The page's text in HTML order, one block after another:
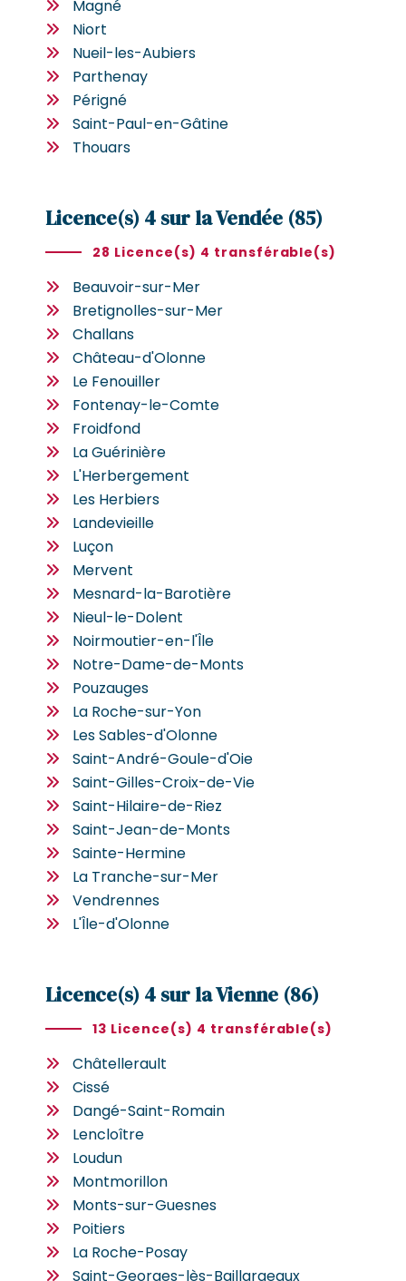
Magné
Niort
Nueil-les-Aubiers
Parthenay
Périgné
Saint-Paul-en-Gâtine
Thouars
Licence(s) 4 sur la Vendée (85)
28 Licence(s) 4 transférable(s)
Beauvoir-sur-Mer
Bretignolles-sur-Mer
Challans
Château-d'Olonne
Le Fenouiller
Fontenay-le-Comte
Froidfond
La Guérinière
L'Herbergement
Les Herbiers
Landevieille
Luçon
Mervent
Mesnard-la-Barotière
Nieul-le-Dolent
Noirmoutier-en-l'Île
Notre-Dame-de-Monts
Pouzauges
La Roche-sur-Yon
Les Sables-d'Olonne
Saint-André-Goule-d'Oie
Saint-Gilles-Croix-de-Vie
Saint-Hilaire-de-Riez
Saint-Jean-de-Monts
Sainte-Hermine
La Tranche-sur-Mer
Vendrennes
L'Île-d'Olonne
Licence(s) 4 sur la Vienne (86)
13 Licence(s) 4 transférable(s)
Châtellerault
Cissé
Dangé-Saint-Romain
Lencloître
Loudun
Montmorillon
Monts-sur-Guesnes
Poitiers
La Roche-Posay
Saint-Georges-lès-Baillargeaux